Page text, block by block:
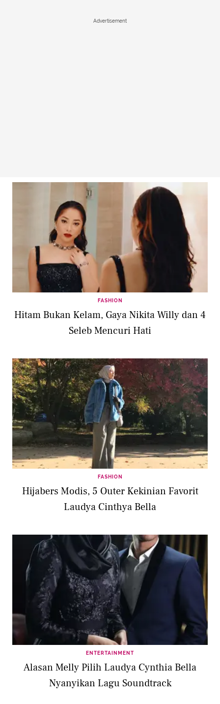
Advertisement
FASHION
Hitam Bukan Kelam, Gaya Nikita Willy dan 4
Seleb Mencuri Hati
FASHION
Hijabers Modis, 5 Outer Kekinian Favorit
Laudya Cinthya Bella
ENTERTAINMENT
Alasan Melly Pilih Laudya Cynthia Bella
Nyanyikan Lagu Soundtrack